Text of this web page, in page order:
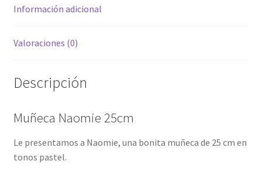
Información adicional
Valoraciones (0)
Descripción
Muñeca Naomie 25cm
Le presentamos a Naomie, una bonita muñeca de 25 cm en
tonos pastel.